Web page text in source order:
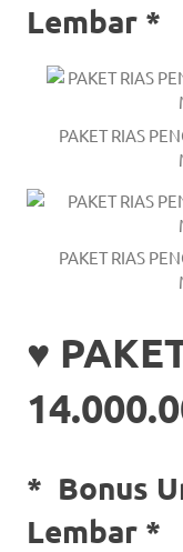
Lembar *
PAKET RIAS
PAKET RIAS
♥
* Bonus
Lembar *